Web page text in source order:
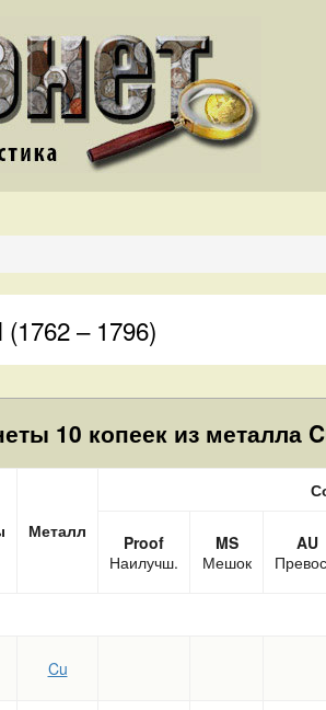
(1762 – 1796)
10 копеек из металла
Металл
Proof
Наилучш.
MS
Мешок
AU
Cu